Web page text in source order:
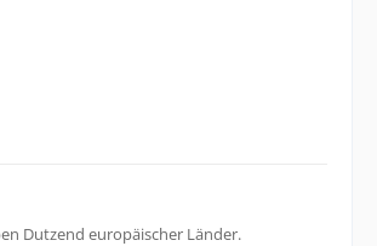
Dutzend europäischer Länder.